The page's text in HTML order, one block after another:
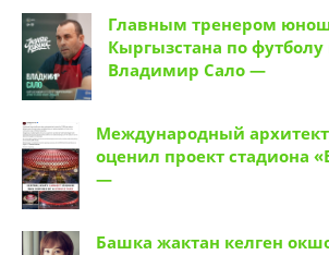
Главным тренером
Кыргызстана по футболу
Владимир Сало —
Международный
оценил проект стадиона
—
Башка жактан келген